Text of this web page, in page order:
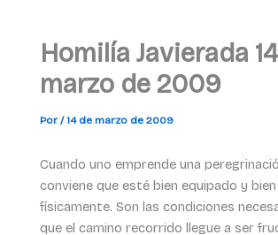
Homilía Javierada
marzo de 2009
Por /14 de marzo de 2009
Cuando uno emprende una
conviene que esté bien equipado y
físicamente. Son las condiciones
que el camino recorrido llegue a ser